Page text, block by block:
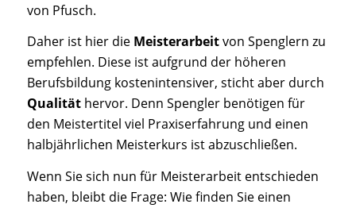
von Pfusch.
Daher ist hier die Meisterarbeitvon Spenglern zu
empfehlen. Diese ist aufgrund der höheren
Berufsbildung kostenintensiver, sticht aber durch
Qualitäthervor. Denn Spengler benötigen für
den Meistertitel viel Praxiserfahrung und einen
halbjährlichen Meisterkurs ist abzuschließen.
Wenn Sie sich nun für Meisterarbeit entschieden
haben, bleibt die Frage: Wie finden Sie einen